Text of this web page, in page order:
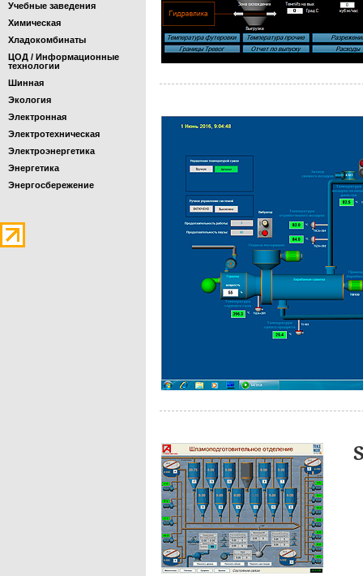
Учебные заведения
Химическая
Хладокомбинаты
ЦОД / Информационные
технологии
Шинная
Экология
Электронная
Электротехническая
Электроэнергетика
Энергетика
Энергосбережение